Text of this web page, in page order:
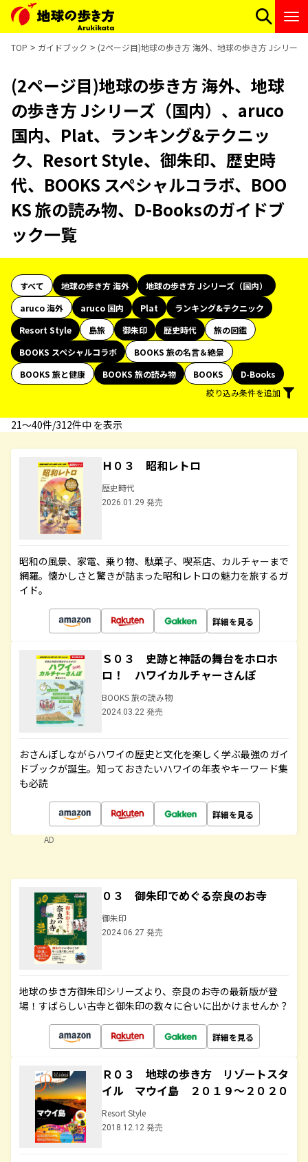
TOP ガイドブック (2ページ目)地球の歩き方 海外、地球の歩き方 Jシリー
(2ページ目)地球の歩き方 海外、地球
の歩き方 Jシリーズ（国内）、aruco
国内、Plat、ランキング&テクニッ
ク、Resort Style、御朱印、歴史時
代、BOOKS スペシャルコラボ、BOO
KS 旅の読み物、D-Booksのガイドブ
ック一覧
すべて 地球の歩き方 海外
地球の歩き方 Jシリーズ（国内）
aruco 海外
aruco 国内 Plat
ランキング&テクニック
Resort Style
島旅 御朱印 歴史時代
旅の図鑑
BOOKS スペシャルコラボ
BOOKS 旅の名言＆絶景
BOOKS 旅と健康
BOOKS 旅の読み物 BOOKS
D-Books
絞り込み条件を追加
21〜40件/312件中 を表示
Ｈ０３ 昭和レトロ
歴史時代
2026.01.29 発売
昭和の風景、家電、乗り物、駄菓子、喫茶店、カルチャーまで
網羅。懐かしさと驚きが詰まった昭和レトロの魅力を旅するガ
イド。
詳細を見る
Ｓ０３ 史跡と神話の舞台をホロホ
ロ！ ハワイカルチャーさんぽ
BOOKS 旅の読み物
2024.03.22 発売
おさんぽしながらハワイの歴史と文化を楽しく学ぶ最強のガイ
ドブックが誕生。知っておきたいハワイの年表やキーワード集
も必読
詳細を見る
AD
０３ 御朱印でめぐる奈良のお寺
御朱印
2024.06.27 発売
地球の歩き方御朱印シリーズより、奈良のお寺の最新版が登
場！すばらしい古寺と御朱印の数々に合いに出かけませんか？
詳細を見る
Ｒ０３ 地球の歩き方 リゾートスタ
イル マウイ島 ２０１９～２０２０
Resort Style
2018.12.12 発売